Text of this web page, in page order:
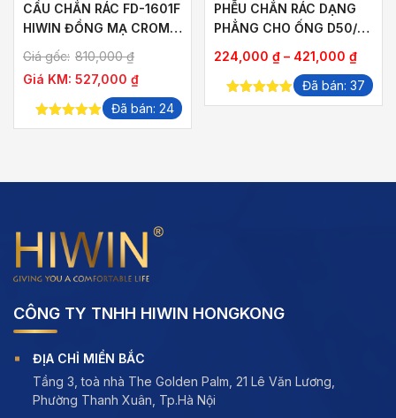
CẦU CHẮN RÁC FD-1601F
HIWIN ĐỒNG MẠ CROM
THOÁT NƯỚC NHANH
CHẶN RÁC HIỆU QUẢ
Giá gốc: 810,000₫
Giá KM: 527,000 ₫
5.00out of
Đã bán: 24
PHỄU CHẮN RÁC DẠNG
PHẲNG CHO ỐNG D50/
D160
224,000 ₫ – 421,000 ₫
giá:
từ
5.00out of
Đã bán: 37
CÔNG TY TNHH HIWIN HONGKONG
ĐỊA CHỈ MIỀN BẮC
Tầng 3, toà nhà The Golden Palm, 21 Lê Văn Lương,
Phường Thanh Xuân, Tp.Hà Nội